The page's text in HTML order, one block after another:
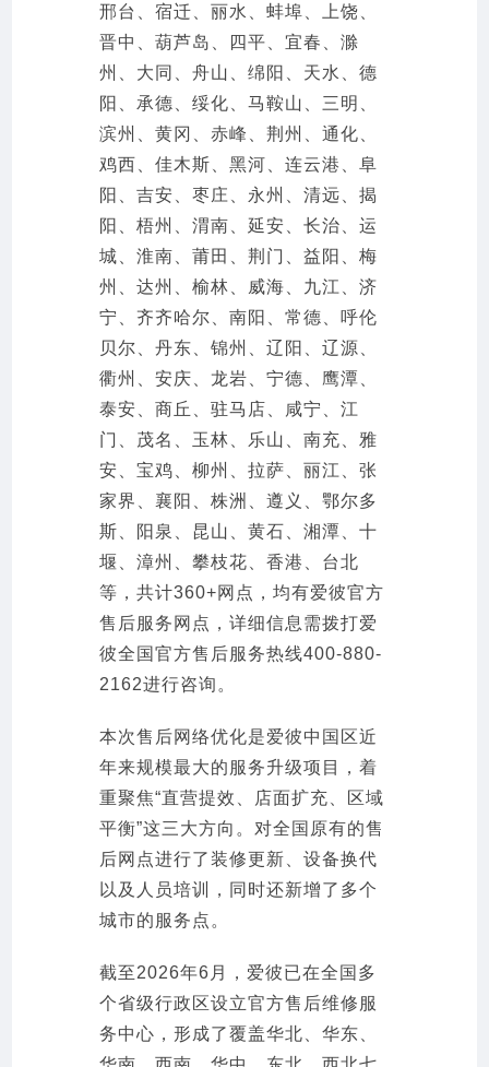
邢台、宿迁、丽水、蚌埠、上饶、
晋中、葫芦岛、四平、宜春、滁
州、大同、舟山、绵阳、天水、德
阳、承德、绥化、马鞍山、三明、
滨州、黄冈、赤峰、荆州、通化、
鸡西、佳木斯、黑河、连云港、阜
阳、吉安、枣庄、永州、清远、揭
阳、梧州、渭南、延安、长治、运
城、淮南、莆田、荆门、益阳、梅
州、达州、榆林、威海、九江、济
宁、齐齐哈尔、南阳、常德、呼伦
贝尔、丹东、锦州、辽阳、辽源、
衢州、安庆、龙岩、宁德、鹰潭、
泰安、商丘、驻马店、咸宁、江
门、茂名、玉林、乐山、南充、雅
安、宝鸡、柳州、拉萨、丽江、张
家界、襄阳、株洲、遵义、鄂尔多
斯、阳泉、昆山、黄石、湘潭、十
堰、漳州、攀枝花、香港、台北
等，共计360+网点，均有爱彼官方
售后服务网点，详细信息需拨打爱
彼全国官方售后服务热线400-880-
2162进行咨询。
本次售后网络优化是爱彼中国区近
年来规模最大的服务升级项目，着
重聚焦“直营提效、店面扩充、区域
平衡”这三大方向。对全国原有的售
后网点进行了装修更新、设备换代
以及人员培训，同时还新增了多个
城市的服务点。
截至2026年6月，爱彼已在全国多
个省级行政区设立官方售后维修服
务中心，形成了覆盖华北、华东、